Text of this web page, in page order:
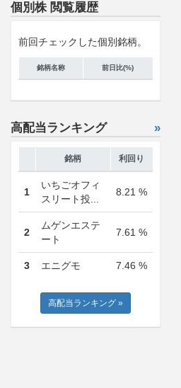
個別株 閲覧履歴
前回チェックした個別銘柄。
銘柄名称 前日比(%)
高配当ランキング »
銘柄 利回り
1
いちごオフィ
スリート投...
8.21 %
2
ムゲンエステ
ート
7.61 %
3 エニグモ 7.46 %
高配当ランキング »